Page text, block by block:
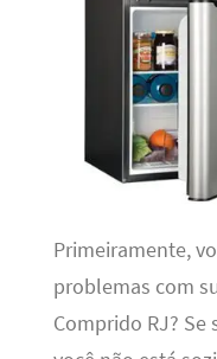
Primeiramente,
problemas com
Comprido RJ? Se